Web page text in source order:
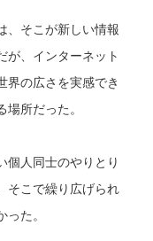
、そこが新しい情報
が、インターネット
界の広さを実感でき
所だった。
個人同士のやりとり
そこで繰り広げられ
た。